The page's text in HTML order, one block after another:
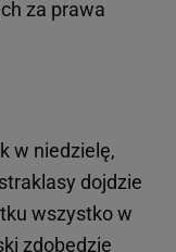
za prawa
w niedzielę,
dojdzie
wszystko w
zdobędzie